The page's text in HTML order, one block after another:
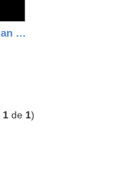
Maquetas ciudades San Juan Bautista
1 de 1)